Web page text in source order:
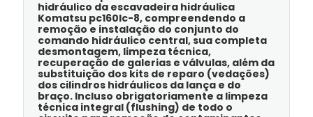
hidráulico da escavadeira hidráulica
Komatsu pc160lc-8, compreendendo a
remoção e instalação do conjunto do
comando hidráulico central, sua completa
desmontagem, limpeza técnica,
recuperação de galerias e válvulas, além da
substituição dos kits de reparo (vedações)
dos cilindros hidráulicos da lança e do
braço. Incluso obrigatoriamente a limpeza
técnica integral (flushing) de todo o